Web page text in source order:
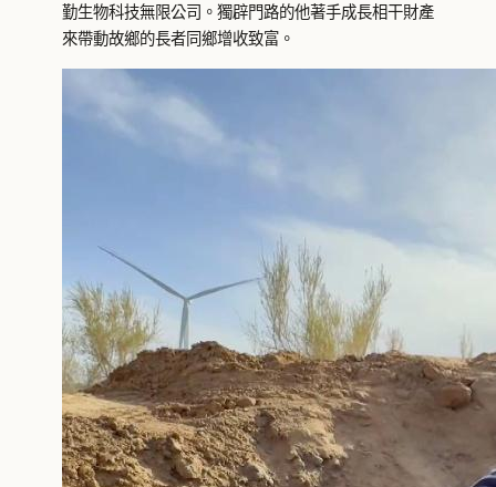
勤生物科技無限公司。獨辟門路的他著手成長相干財產
來帶動故鄉的長者同鄉增收致富。